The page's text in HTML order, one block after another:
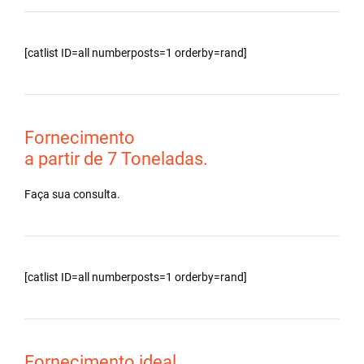
[catlist ID=all numberposts=1 orderby=rand]
Fornecimento
a partir de 7 Toneladas.
Faça sua consulta.
[catlist ID=all numberposts=1 orderby=rand]